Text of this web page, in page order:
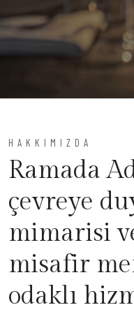
HAKKIMIZDA
Ramada
çevreye
mimarisi
misafir
odaklı